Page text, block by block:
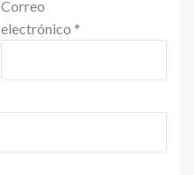
Correo
electrónico *